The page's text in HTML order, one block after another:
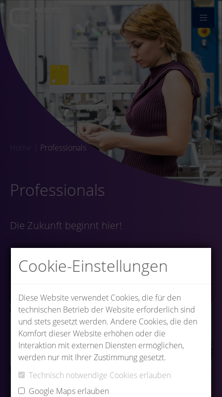
Home Professionals
Professionals
Die Zukunft beginnt hier!
Zu den offenen Stellen
Cookie-Einstellungen
Diese Website verwendet Cookies, die für den
technischen Betrieb der Website erforderlich sind
und stets gesetzt werden. Andere Cookies, die den
Komfort dieser Website erhöhen oder die
Interaktion mit externen Diensten ermöglichen,
werden nur mit Ihrer Zustimmung gesetzt.
Technisch notwendige Cookies erlauben
Google Maps erlauben